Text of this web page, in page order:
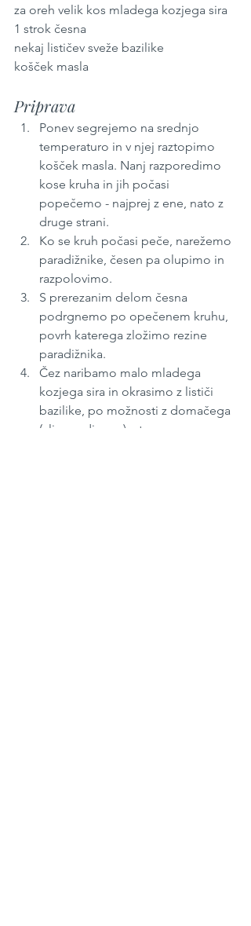
za oreh velik kos mladega kozjega sira
1 strok česna
nekaj lističev sveže bazilike
košček masla
Priprava
Ponev segrejemo na srednjo
temperaturo in v njej raztopimo
košček masla. Nanj razporedimo
kose kruha in jih počasi
popečemo - najprej z ene, nato z
druge strani.
Ko se kruh počasi peče, narežemo
paradižnike, česen pa olupimo in
razpolovimo.
S prerezanim delom česna
podrgnemo po opečenem kruhu,
povrh katerega zložimo rezine
paradižnika.
Čez naribamo malo mladega
kozjega sira in okrasimo z lističi
bazilike, po možnosti z domačega
(ali sosedinega) vrta.